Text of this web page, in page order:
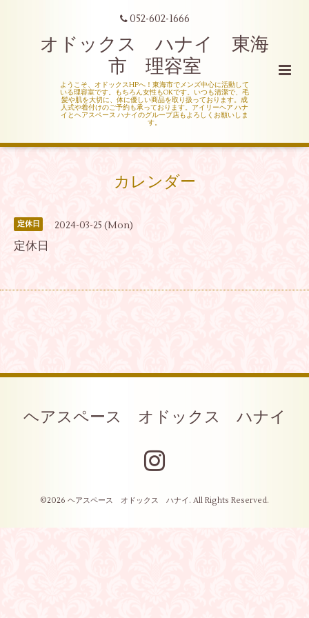
052-602-1666
オドックス ハナイ 東海
市 理容室
ようこそ、オドックスHPへ！東海市でメンズ中心に活動して
いる理容室です。もちろん女性もOKです。いつも清潔で、毛
髪や肌を大切に、体に優しい商品を取り扱っております。成
人式や着付けのご予約も承っております。アイリーヘア ハナ
イとヘアスペース ハナイのグループ店もよろしくお願いしま
す。
カレンダー
定休日 2024-03-25 (Mon)
定休日
ヘアスペース オドックス ハナイ
©2026 ヘアスペース オドックス ハナイ . All Rights Reserved.